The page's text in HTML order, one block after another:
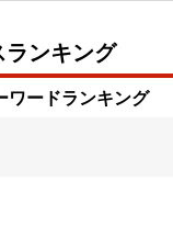
ランキング
ワードランキング